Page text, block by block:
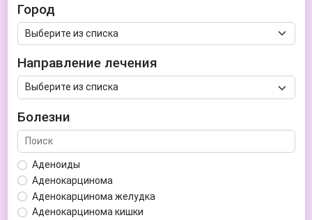
Город
Направление лечения
Болезни
Аденоиды
Аденокарцинома
Аденокарцинома желудка
Аденокарцинома кишки